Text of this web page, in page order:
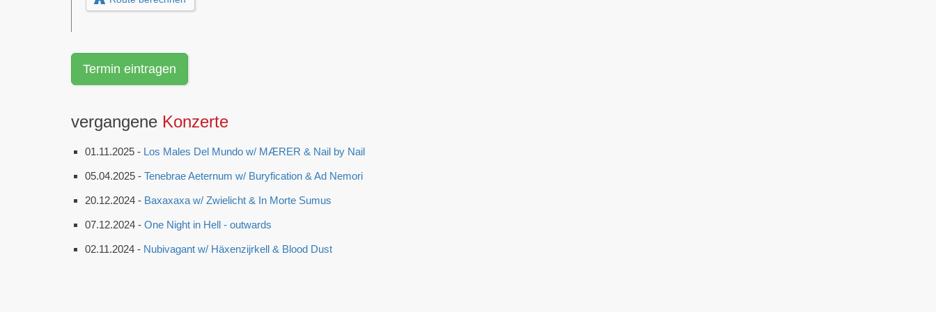
Termin eintragen
vergangene Konzerte
01.11.2025 - Los Males Del Mundo w/ MÆRER & Nail by Nail
05.04.2025 - Tenebrae Aeternum w/ Buryfication & Ad Nemori
20.12.2024 - Baxaxaxa w/ Zwielicht & In Morte Sumus
07.12.2024 - One Night in Hell - outwards
02.11.2024 - Nubivagant w/ Häxenzijrkell & Blood Dust